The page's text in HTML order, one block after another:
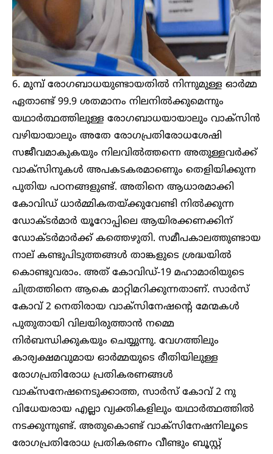
6. മുമ്പ് രോഗബാധയുണ്ടായതില്‍ നിന്നുമുള്ള ഓര്‍മ്മ
ഏതാണ്ട് 99.9 ശതമാനം നിലനില്‍ക്കുമെന്നും
യഥാര്‍ത്ഥത്തിലുള്ള രോഗബാധയായാലും വാക്‌സിന്‍
വഴിയായാലും അതേ രോഗപ്രതിരോധശേഷി
സജീവമാകുകയും നിലവില്‍ത്തന്നെ അതുള്ളവര്‍ക്ക്
വാക്‌സിനുകള്‍ അപകടകരമാണെും തെളിയിക്കുന്ന
പുതിയ പഠനങ്ങളുണ്ട്. അതിനെ ആധാരമാക്കി
കോവിഡ് ധാര്‍മ്മികതയ്ക്കുവേണ്ടി നില്‍ക്കുന്ന
ഡോക്ടര്‍മാര്‍ യൂറോപ്പിലെ ആയിരക്കണക്കിന്
ഡോക്ടര്‍മാര്‍ക്ക് കത്തെഴുതി. സമീപകാലത്തുണ്ടായ
നാല് കണ്ടുപിടുത്തങ്ങള്‍ താങ്കളുടെ ശ്രദ്ധയില്‍
കൊണ്ടുവരാം. അത് കോവിഡ്-19 മഹാമാരിയുടെ
ചിത്രത്തിനെ ആകെ മാറ്റിമറിക്കുന്നതാണ്. സാര്‍സ്
കോവ് 2 നെതിരായ വാക്‌സിനേഷന്റെ മേന്മകള്‍
പുതുതായി വിലയിരുത്താന്‍ നമ്മെ
നിര്‍ബന്ധിക്കുകയും ചെയ്യുന്നു. വേഗത്തിലും
കാര്യക്ഷമവുമായ ഓര്‍മ്മയുടെ രീതിയിലുള്ള
രോഗപ്രതിരോധ പ്രതികരണങ്ങള്‍
വാക്‌സനേഷനെടുക്കാത്ത, സാര്‍സ് കോവ് 2 നു
വിധേയരായ എല്ലാ വ്യക്തികളിലും യഥാർത്ഥത്തിൽ
നടക്കുന്നുണ്ട്. അതുകൊണ്ട് വാക്‌സിനേഷനിലൂടെ
രോഗപ്രതിരോധ പ്രതികരണം വീണ്ടും ബൂസ്റ്റ്‌